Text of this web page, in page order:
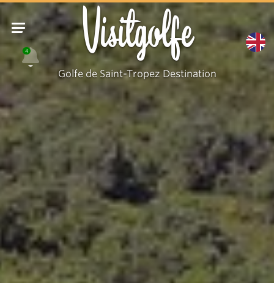
4 Visitgolfe
Golfe de Saint-Tropez Destination